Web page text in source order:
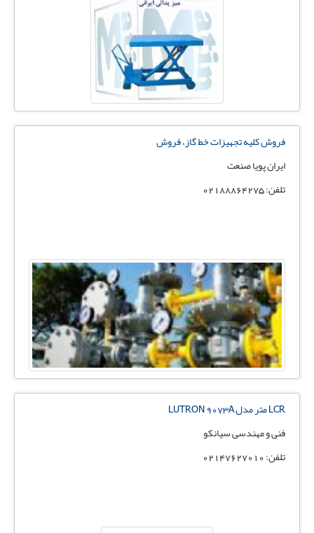
فروش کلیه تجهیزات خط گاز، فروش
ایران پویا صنعت
تلفن: 02188864275
LCR متر مدل LUTRON 9073A
فنی و مهندسی سیانکو
تلفن: 02147627010